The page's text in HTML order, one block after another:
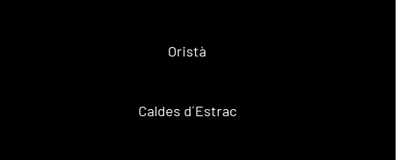
Oristà
Caldes d´Estrac